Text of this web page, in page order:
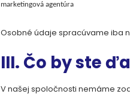
marketingová agentúra
Osobné údaje spracúvame iba
III. Čo by ste
V našej spoločnosti nemáme